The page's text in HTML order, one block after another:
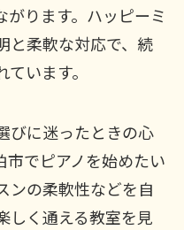
ります。ハッピーミ
と柔軟な対応で、続
います。
びに迷ったときの心
市でピアノを始めたい
ンの柔軟性などを自
しく通える教室を見